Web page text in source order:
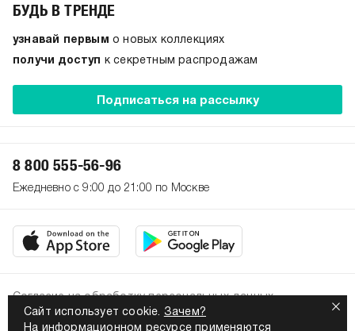
Сайт использует cookie. Зачем?
На информационном ресурсе применяются
БУДЬ В ТРЕНДЕ
узнавай первым о новых коллекциях
получи доступ
к секретным распродажам
Подписаться на рассылку
8 800 555-56-96
Ежедневно с 9:00 до 21:00 по Москве
Политика конфиденциальности
Согласие на обработку персональных данных